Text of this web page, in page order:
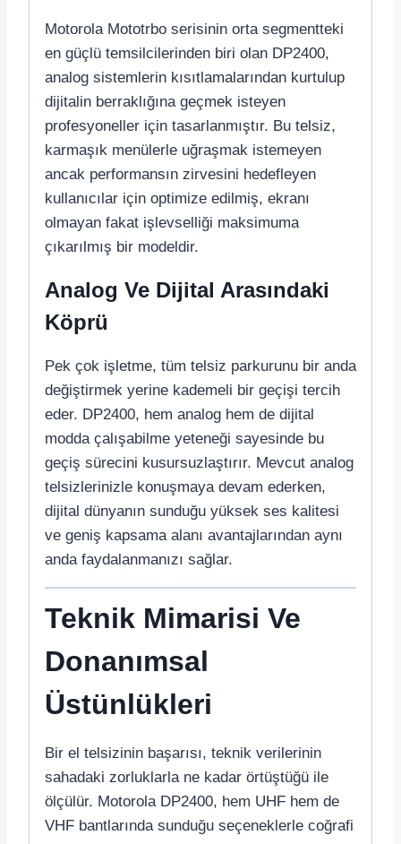
Motorola Mototrbo serisinin orta segmentteki
en güçlü temsilcilerinden biri olan DP2400,
analog sistemlerin kısıtlamalarından kurtulup
dijitalin berraklığına geçmek isteyen
profesyoneller için tasarlanmıştır. Bu telsiz,
karmaşık menülerle uğraşmak istemeyen
ancak performansın zirvesini hedefleyen
kullanıcılar için optimize edilmiş, ekranı
olmayan fakat işlevselliği maksimuma
çıkarılmış bir modeldir.
Analog Ve Dijital Arasındaki
Köprü
Pek çok işletme, tüm telsiz parkurunu bir anda
değiştirmek yerine kademeli bir geçişi tercih
eder. DP2400, hem analog hem de dijital
modda çalışabilme yeteneği sayesinde bu
geçiş sürecini kusursuzlaştırır. Mevcut analog
telsizlerinizle konuşmaya devam ederken,
dijital dünyanın sunduğu yüksek ses kalitesi
ve geniş kapsama alanı avantajlarından aynı
anda faydalanmanızı sağlar.
Teknik Mimarisi Ve
Donanımsal
Üstünlükleri
Bir el telsizinin başarısı, teknik verilerinin
sahadaki zorluklarla ne kadar örtüştüğü ile
ölçülür. Motorola DP2400, hem UHF hem de
VHF bantlarında sunduğu seçeneklerle coğrafi